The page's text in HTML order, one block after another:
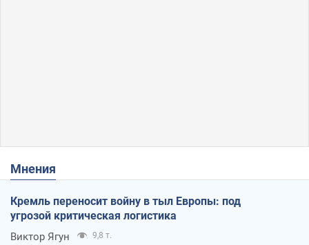
Мнения
Кремль переносит войну в тыл Европы: под
угрозой критическая логистика
Виктор Ягун 9,8 т.